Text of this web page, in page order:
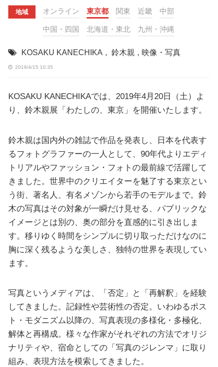
地域 オンライン 東京都 関東 近畿 中部
中国・四国 北海道・東北 九州・沖縄
KOSAKU KANECHIKA , 鈴木親 , 映像・写真
2019/4/15 10:35
KOSAKU KANECHIKAでは、2019年4月20日（土）よ
り、鈴木親展「わたしの、東京」を開催いたします。
鈴木親は国内外の雑誌で作品を発表し、日本を代表す
るフォトグラファーの一人として、90年代よりエディ
トリアルやファッション・フォトの最前線で活躍して
きました。世界中のクリエイターを魅了する東京とい
う街、著名人、有名メゾンから若手のモデルまで。鈴
木の写真はその対象が一瞬だけ見せる、パブリックな
イメージとは別の、奥の部分を直感的に引き出しま
す。移りゆく時間をシンプルに切り取っただけなのに
胸に深く残るような美しさ、独特の世界を表現してい
ます。
写真というメディアは、「否定」と「再解釈」を経験
してきました。記録性や芸術性の否定。いわゆるポス
ト・モダニズム以降の、写真表現の多様化・多極化、
解体と再構成。様々な作家がそれぞれの方法でオリジ
ナリティや、宿命としての「写真のジレンマ」に取り
組み、表現方法を模索してきました。